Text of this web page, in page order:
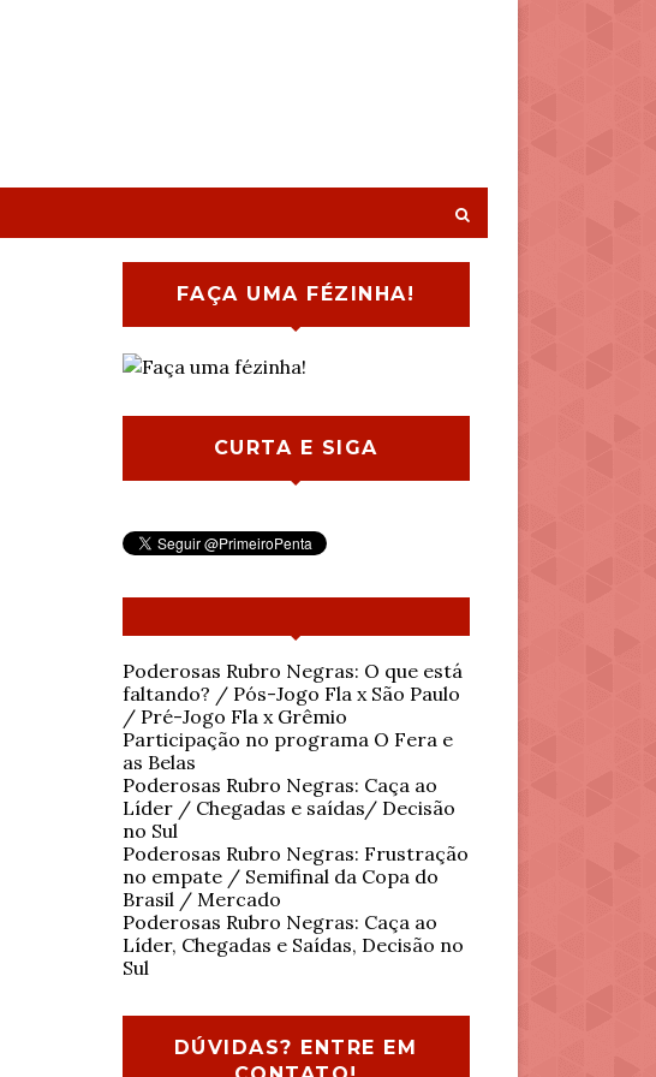
FAÇA UMA FÉZINHA!
CURTA E SIGA
Poderosas Rubro Negras: O que está
faltando? / Pós-Jogo Fla x São Paulo
/ Pré-Jogo Fla x Grêmio
Participação no programa O Fera e
as Belas
Poderosas Rubro Negras: Caça ao
Líder / Chegadas e saídas/ Decisão
no Sul
Poderosas Rubro Negras: Frustração
no empate / Semifinal da Copa do
Brasil / Mercado
Poderosas Rubro Negras: Caça ao
Líder, Chegadas e Saídas, Decisão no
Sul
DÚVIDAS? ENTRE EM